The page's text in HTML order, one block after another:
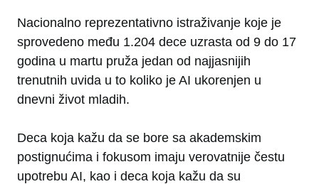
Nacionalno reprezentativno istraživanje koje je
sprovedeno među 1.204 dece uzrasta od 9 do 17
godina u martu pruža jedan od najjasnijih
trenutnih uvida u to koliko je AI ukorenjen u
dnevni život mladih.
Deca koja kažu da se bore sa akademskim
postignućima i fokusom imaju verovatnije čestu
upotrebu AI, kao i deca koja kažu da su